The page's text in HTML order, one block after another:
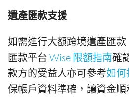
遺產匯款支援
如需進行大額跨境遺產匯
匯款平台 Wise 限額指南確
款方的受益人亦可參考如何
保帳戶資料準確，讓資金順